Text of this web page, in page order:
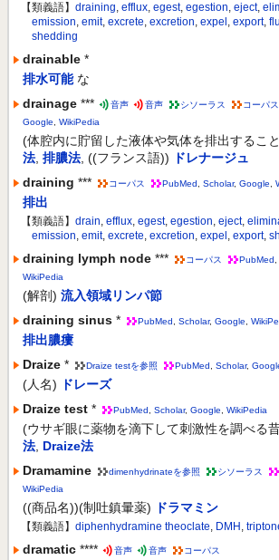
【類義語】 draining, efflux, egest, egestion, eject,
emission, emit, excrete, excretion, expel, export,
shedding
drainable *
排水可能 な
drainage *** 音声 音声 シソーラス コーパス
Google
WikiPedia
(体腔内に貯留した液体や気体を排出するこ
法 排膿法 ((フランス語))
ドレナージュ
draining *** コーパス PubMed Scholar, Google
排出
【類義語】 drain, efflux, egest, egestion, eject,
emission, emit, excrete, excretion, expel, export,
draining lymph node *** コーパス PubMed
WikiPedia
(解剖) 流入領域リンパ節
draining sinus * PubMed Scholar, Google
排出膿瘻
Draize * Draize testを参照 PubMed Scholar,
(人名)
ドレーズ
Draize test * PubMed Scholar, Google WikiPedia
(ウサギ眼に薬物を滴下して刺激性を調べる
法 Draize法
Dramamine
dimenhydrinateを参照 シソーラス
WikiPedia
((商品名))(制吐鎮暈薬) ドラマミン
【類義語】 diphenhydramine theoclate, DMH,
dramatic **** 音声 音声 コーパス